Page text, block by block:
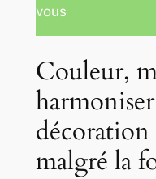
vous
Couleur,
malgré la